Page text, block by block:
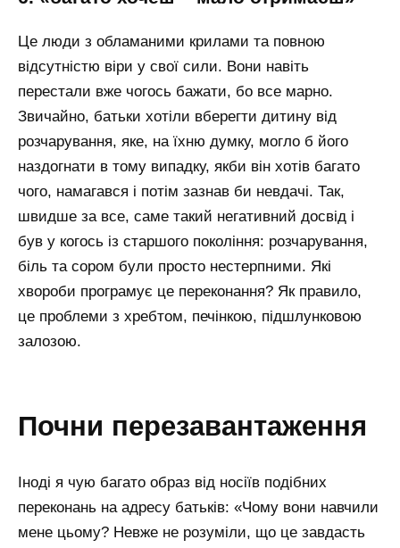
Це люди з обламаними крилами та повною
відсутністю віри у свої сили. Вони навіть
перестали вже чогось бажати, бо все марно.
Звичайно, батьки хотіли вберегти дитину від
розчарування, яке, на їхню думку, могло б його
наздогнати в тому випадку, якби він хотів багато
чого, намагався і потім зазнав би невдачі. Так,
швидше за все, саме такий негативний досвід і
був у когось із старшого покоління: розчарування,
біль та сором були просто нестерпними. Які
хвороби програмує це переконання? Як правило,
це проблеми з хребтом, печінкою, підшлунковою
залозою.
почни перезавантаження
Іноді я чую багато образ від носіїв подібних
переконань на адресу батьків: «Чому вони навчили
мене цьому? Невже не розуміли, що це завдасть